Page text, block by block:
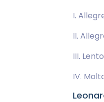
I.
II.
III. Lento
IV.